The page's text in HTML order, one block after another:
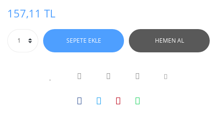
157,11 TL
SEPETE EKLE HEMEN AL